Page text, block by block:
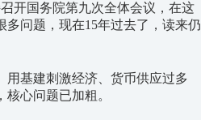
开国务院第九次全体会议，在这
多问题，现在15年过去了，读来仍
用基建刺激经济、货币供应过多
心问题已加粗。